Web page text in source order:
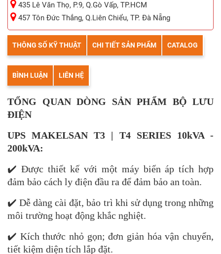
435 Lê Văn Thọ, P.9, Q.Gò Vấp, TP.HCM
457 Tôn Đức Thắng, Q.Liên Chiểu, TP. Đà Nẵng
THÔNG SỐ KỸ THUẬT CHI TIẾT SẢN PHẨM CATALOG
BÌNH LUẬN LIÊN HỆ
TỔNG QUAN DÒNG SẢN PHẨM BỘ LƯU
ĐIỆN
UPS MAKELSAN T3 | T4 SERIES 10kVA -
200kVA:
✔️ Được thiết kế với một máy biến áp tích hợp
đảm bảo cách ly điện đầu ra để đảm bảo an toàn.
✔️ Dễ dàng cài đặt, bảo trì khi sử dụng trong những
môi trường hoạt động khắc nghiệt.
✔️ Kích thước nhỏ gọn; đơn giản hóa vận chuyển,
tiết kiệm diện tích lắp đặt.